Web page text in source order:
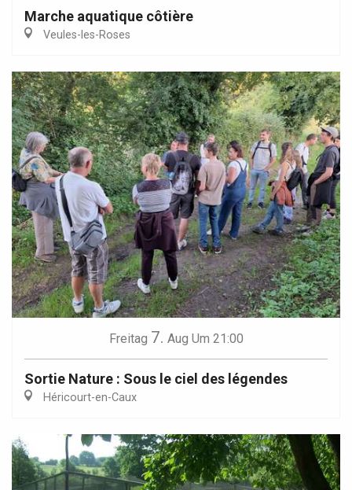
Marche aquatique côtière
Veules-les-Roses
Freitag 7. Aug Um 21:00
Sortie Nature : Sous le ciel des légendes
Héricourt-en-Caux